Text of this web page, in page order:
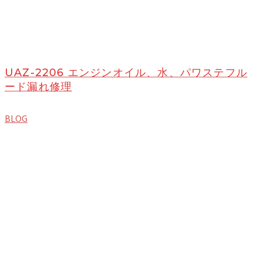
UAZ-2206 エンジンオイル、水、パワステフル
ード漏れ修理
BLOG